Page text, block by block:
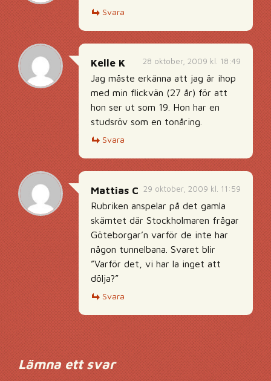
Svara
28 oktober, 2009 kl. 18:49
Kelle K
Jag måste erkänna att jag är ihop
med min flickvän (27 år) för att
hon ser ut som 19. Hon har en
studsröv som en tonåring.
Svara
29 oktober, 2009 kl. 11:59
Mattias C
Rubriken anspelar på det gamla
skämtet där Stockholmaren frågar
Göteborgar’n varför de inte har
någon tunnelbana. Svaret blir
”Varför det, vi har la inget att
dölja?”
Svara
Lämna ett svar